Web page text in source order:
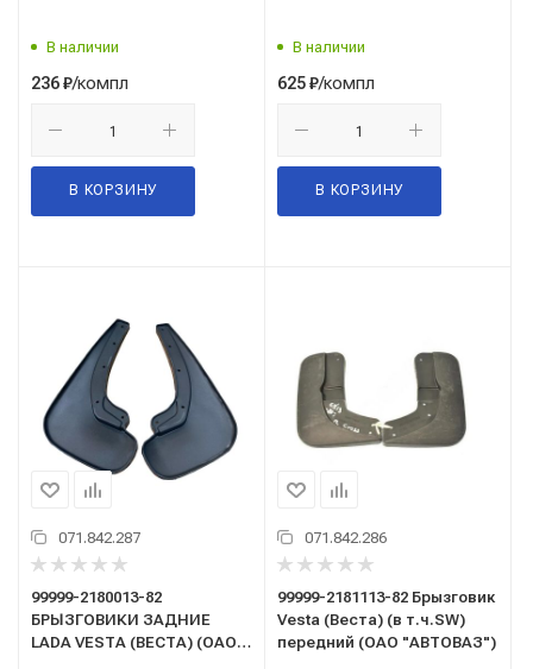
В наличии
236₽/компл
В КОРЗИНУ
В наличии
625₽/компл
В КОРЗИНУ
071.842.287
99999-2180013-82
БРЫЗГОВИКИ ЗАДНИЕ
LADA VESTA (ВЕСТА) (ОАО
071.842.286
99999-2181113-82 Брызговик
Vesta (Веста) (в т.ч.SW)
передний (ОАО "АВТОВАЗ")